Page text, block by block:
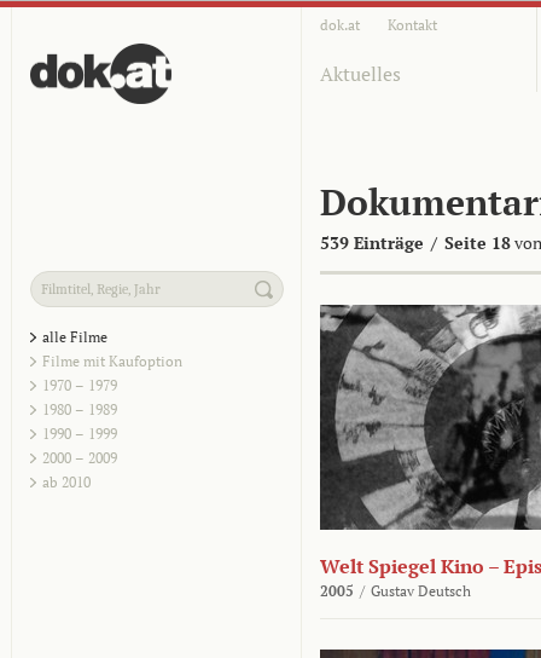
dok.at Kontakt
Aktuelles
539 Einträge / Seite 18
alle Filme
Filme mit Kaufoption
1970 – 1979
1980 – 1989
1990 – 1999
2000 – 2009
ab 2010
Welt Spiegel Kino –
2005 / Gustav Deutsch